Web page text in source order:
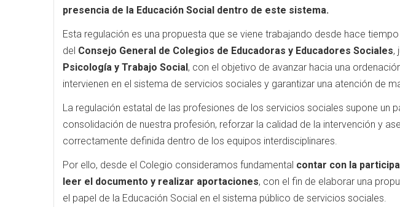
presencia de la Educación Social dentro de este sistema.
Esta regulación es una propuesta que se viene trabajando desde hace
del Consejo General de Colegios de Educadoras y Educadores Sociales,
Psicología y Trabajo Social, con el objetivo de avanzar hacia una
intervienen en el sistema de servicios sociales y garantizar una atención de
La regulación estatal de las profesiones de los servicios sociales supone un
consolidación de nuestra profesión, reforzar la calidad de la intervención y
correctamente definida dentro de los equipos interdisciplinares.
Por ello, desde el Colegio consideramos fundamental contar con la
leer el documento y realizar aportaciones, con el fin de elaborar una
el papel de la Educación Social en el sistema público de servicios sociales.